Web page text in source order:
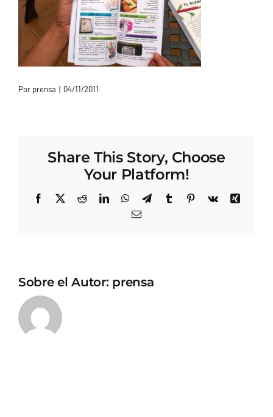
Por prensa | 04/11/2011
Share This Story, Choose
Your Platform!
Facebook
X RedditLinkedInWhatsApp
TelegramTumblrPinterest
Vk
Xing
Correo
Sobre el Autor: prensa